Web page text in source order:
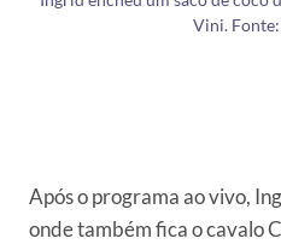
Vini.
Após o programa ao vivo,
onde também fica o cavalo